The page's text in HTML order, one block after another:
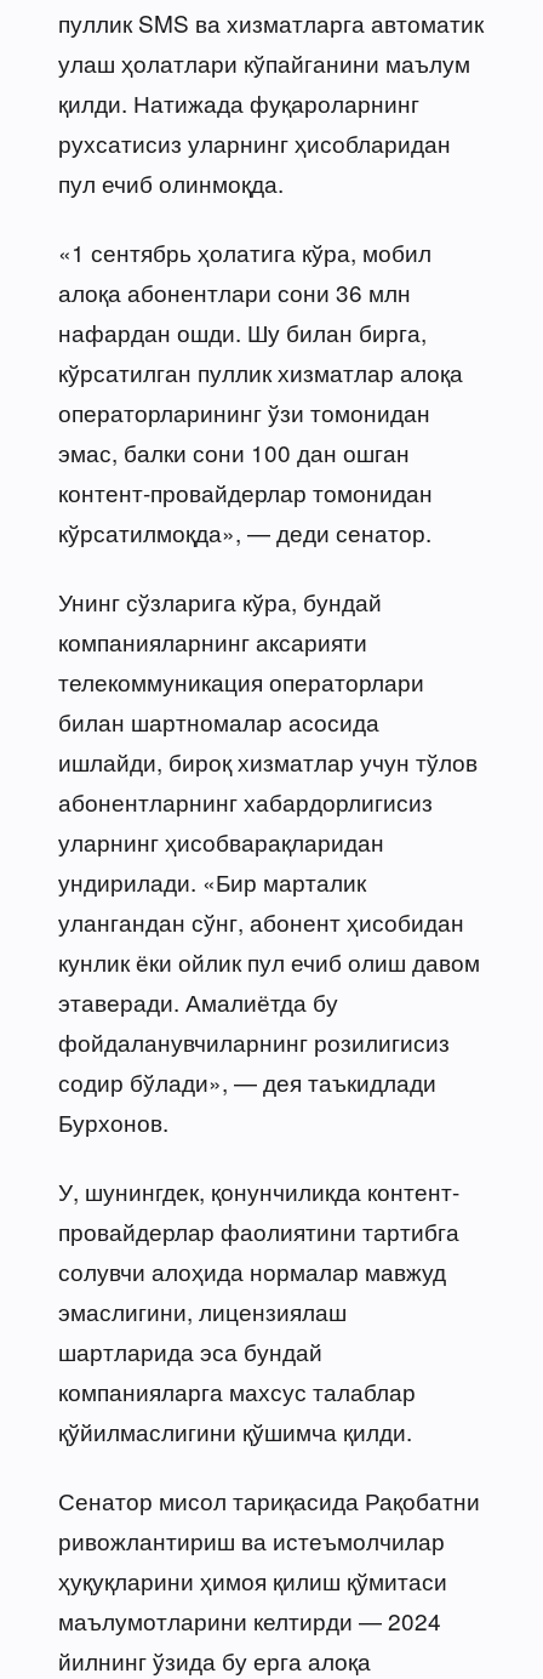
пуллик SMS ва хизматларга автоматик
улаш ҳолатлари кўпайганини маълум
қилди. Натижада фуқароларнинг
рухсатисиз уларнинг ҳисобларидан
пул ечиб олинмоқда.
«1 сентябрь ҳолатига кўра, мобил
алоқа абонентлари сони 36 млн
нафардан ошди. Шу билан бирга,
кўрсатилган пуллик хизматлар алоқа
операторларининг ўзи томонидан
эмас, балки сони 100 дан ошган
контент-провайдерлар томонидан
кўрсатилмоқда», — деди сенатор.
Унинг сўзларига кўра, бундай
компанияларнинг аксарияти
телекоммуникация операторлари
билан шартномалар асосида
ишлайди, бироқ хизматлар учун тўлов
абонентларнинг хабардорлигисиз
уларнинг ҳисобварақларидан
ундирилади. «Бир марталик
улангандан сўнг, абонент ҳисобидан
кунлик ёки ойлик пул ечиб олиш давом
этаверади. Амалиётда бу
фойдаланувчиларнинг розилигисиз
содир бўлади», — дея таъкидлади
Бурхонов.
У, шунингдек, қонунчиликда контент-
провайдерлар фаолиятини тартибга
солувчи алоҳида нормалар мавжуд
эмаслигини, лицензиялаш
шартларида эса бундай
компанияларга махсус талаблар
қўйилмаслигини қўшимча қилди.
Сенатор мисол тариқасида Рақобатни
ривожлантириш ва истеъмолчилар
ҳуқуқларини ҳимоя қилиш қўмитаси
маълумотларини келтирди — 2024
йилнинг ўзида бу ерга алоқа